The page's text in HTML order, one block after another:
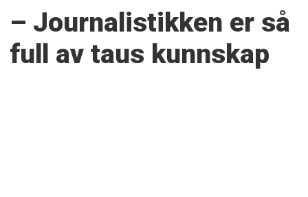
– Journalistikken er så
full av taus kunnskap